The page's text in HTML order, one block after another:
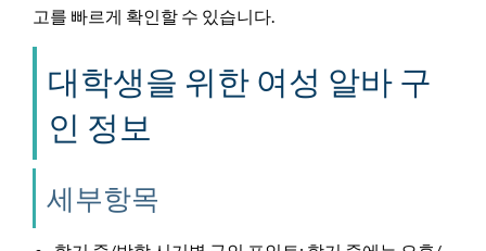
고를 빠르게 확인할 수 있습니다.
대학생을 위한 여성 알바 구
인 정보
세부항목